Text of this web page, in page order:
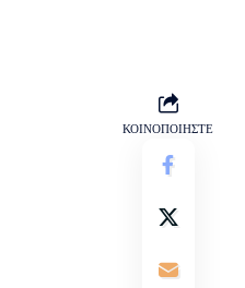
ΚΟΙΝΟΠΟΙΗΣΤΕ